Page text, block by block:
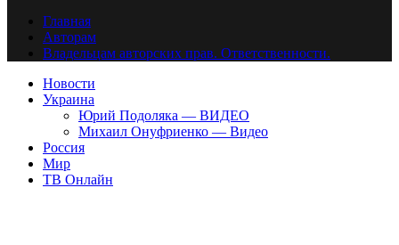
Главная
Авторам
Владельцам авторских прав. Ответственности.
Новости
Украина
Юрий Подоляка — ВИДЕО
Михаил Онуфриенко — Видео
Россия
Мир
ТВ Онлайн